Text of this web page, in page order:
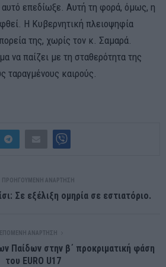
επεδίωξε. Αυτή τη φορά, όμως, η
Η Κυβερνητική πλειοψηφία
της, χωρίς τον κ. Σαμαρά.
να παίζει με τη σταθερότητα της
ταραγμένους καιρούς.
ΠΡΟΗΓΟΎΜΕΝΗ ΑΝΆΡΤΗΣΗ
Σε εξέλιξη ομηρία σε εστιατόριο.
ΕΠΌΜΕΝΗ ΑΝΆΡΤΗΣΗ
Παίδων στην β΄ προκριματική φάση
του EURO U17